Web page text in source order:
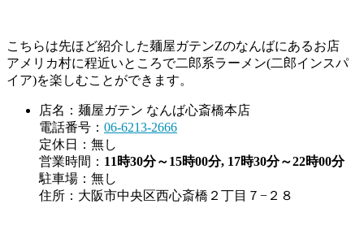
こちらは先ほど紹介した麺屋ガテンZのなんばにあるお店
アメリカ村に程近いところで二郎系ラーメン(二郎インスパ
イア)を楽しむことができます。
店名：麺屋ガテン なんば心斎橋本店
電話番号： 06-6213-2666
定休日：無し
営業時間： 11時30分～15時00分, 17時30分～22時00分
駐車場：無し
住所：大阪市中央区西心斎橋２丁目７−２８